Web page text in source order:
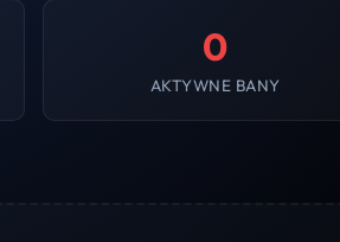
0
AKTYWNE BANY